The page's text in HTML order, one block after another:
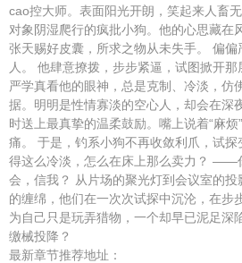
cao控大师。表面阳光开朗，笑起来人畜
对象阴湿爬行的疯批小狗。他的心思藏在
张天赐好皮囊，所求之物从未失手。 偏
人。 他肆意撩拨，步步紧逼，试图掀开
严学真看他的眼神，总是克制、冷淡，仿
据。明明是性情寡淡的空心人，却会在深
时送上最真挚的温柔鼓励。嘴上说着“麻
痛。 于是，钓系小狗不再收敛利爪，试
得这么冷淡，怎么在床上那么卖力？ ——
会，信我？ 从片场的聚光灯到会议室的
的缠绵，他们在一次次试探中沉沦，在步
为自己只是玩弄猎物，一个却早已泥足深
缴械投降？
最新章节推荐地址：